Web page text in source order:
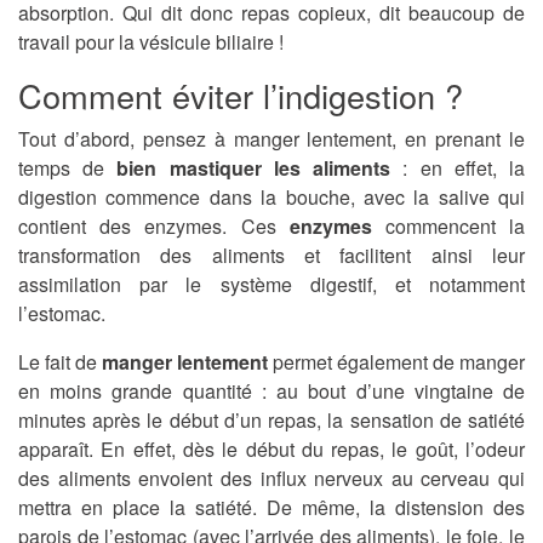
absorption. Qui dit donc repas copieux, dit beaucoup de
travail pour la vésicule biliaire !
Comment éviter l’indigestion ?
Tout d’abord, pensez à manger lentement, en prenant le
temps de bien mastiquer les aliments : en effet, la
digestion commence dans la bouche, avec la salive qui
contient des enzymes. Ces enzymescommencent la
transformation des aliments et facilitent ainsi leur
assimilation par le système digestif, et notamment
l’estomac.
Le fait de manger lentementpermet également de manger
en moins grande quantité : au bout d’une vingtaine de
minutes après le début d’un repas, la sensation de satiété
apparaît. En effet, dès le début du repas, le goût, l’odeur
des aliments envoient des influx nerveux au cerveau qui
mettra en place la satiété. De même, la distension des
parois de l’estomac (avec l’arrivée des aliments), le foie, le